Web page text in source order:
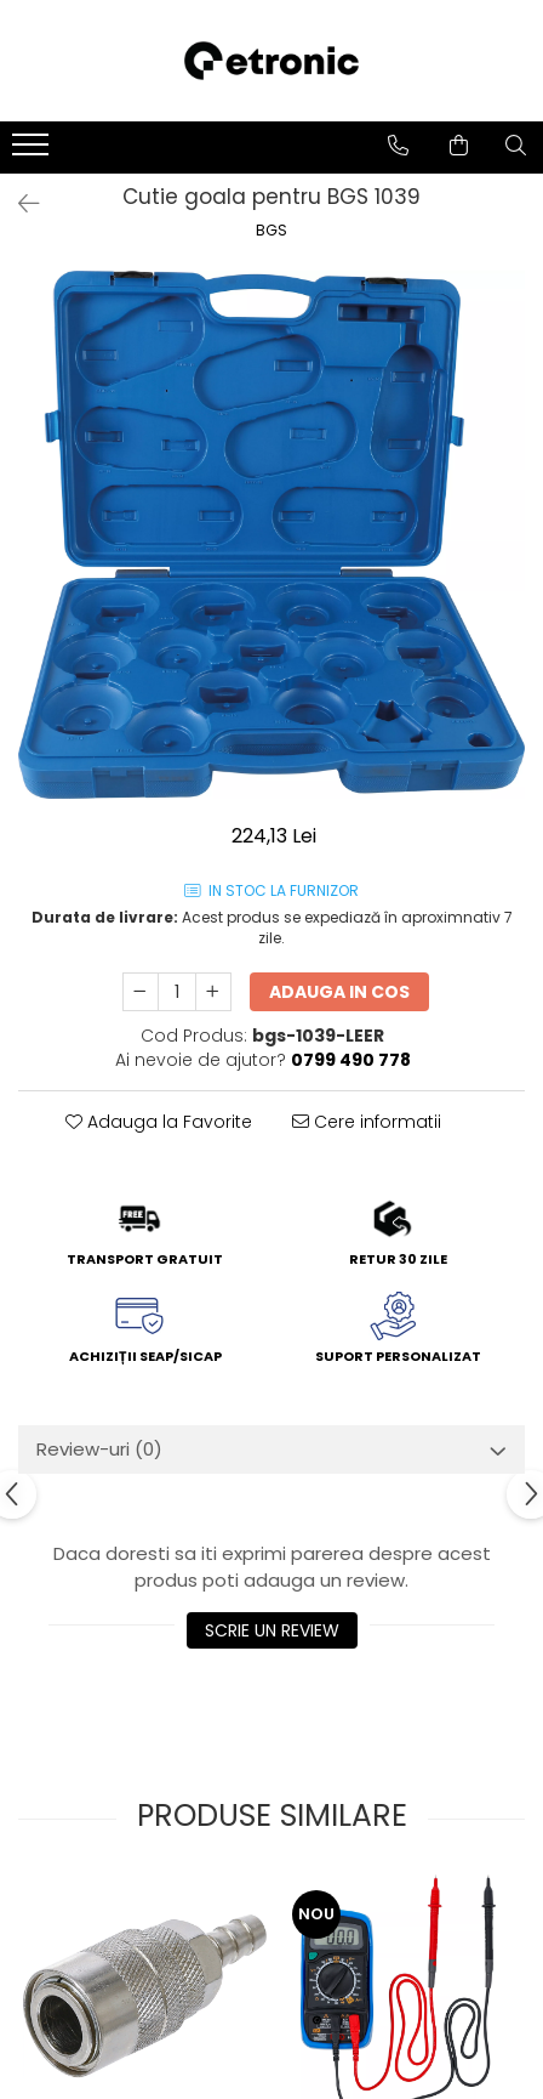
Cutie goala pentru BGS 1039
BGS
224,13 Lei
IN STOC LA FURNIZOR
Durata de livrare: Acest produs se expediază în aproximnativ 7
zile.
ADAUGA IN COS
Cod Produs: bgs-1039-LEER
Ai nevoie de ajutor? 0799 490 778
Adauga la Favorite Cere informatii
TRANSPORT GRATUIT RETUR 30 ZILE
ACHIZIȚII SEAP/SICAP SUPORT PERSONALIZAT
Review-uri (0)
Daca doresti sa iti exprimi parerea despre acest
produs poti adauga un review.
SCRIE UN REVIEW
PRODUSE SIMILARE
NOU